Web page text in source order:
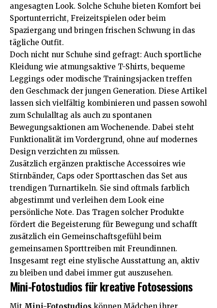
angesagten Look. Solche Schuhe bieten Komfort bei
Sportunterricht, Freizeitspielen oder beim
Spaziergang und bringen frischen Schwung in das
tägliche Outfit.
Doch nicht nur Schuhe sind gefragt: Auch sportliche
Kleidung wie atmungsaktive T-Shirts, bequeme
Leggings oder modische Trainingsjacken treffen
den Geschmack der jungen Generation. Diese Artikel
lassen sich vielfältig kombinieren und passen sowohl
zum Schulalltag als auch zu spontanen
Bewegungsaktionen am Wochenende. Dabei steht
Funktionalität im Vordergrund, ohne auf modernes
Design verzichten zu müssen.
Zusätzlich ergänzen praktische Accessoires wie
Stirnbänder, Caps oder Sporttaschen das Set aus
trendigen Turnartikeln. Sie sind oftmals farblich
abgestimmt und verleihen dem Look eine
persönliche Note. Das Tragen solcher Produkte
fördert die Begeisterung für Bewegung und schafft
zusätzlich ein Gemeinschaftsgefühl beim
gemeinsamen Sporttreiben mit Freundinnen.
Insgesamt regt eine stylische Ausstattung an, aktiv
zu bleiben und dabei immer gut auszusehen.
Mini-Fotostudios für kreative Fotosessions